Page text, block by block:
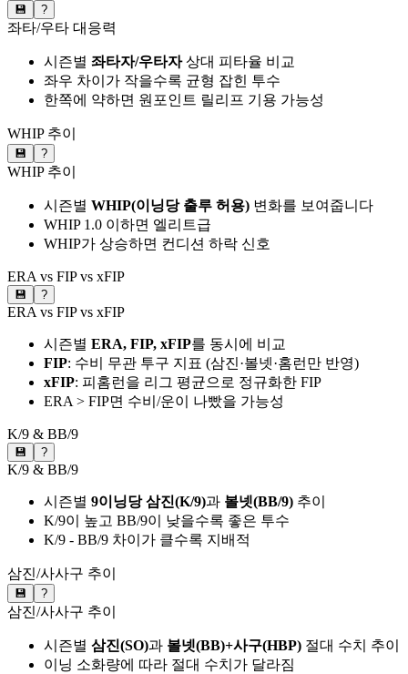
💾 ?
좌타/우타 대응력
시즌별 좌타자/우타자상대 피타율 비교
좌우 차이가 작을수록 균형 잡힌 투수
한쪽에 약하면 원포인트 릴리프 기용 가능성
WHIP 추이
💾 ?
WHIP 추이
시즌별 WHIP(이닝당 출루 허용) 변화를 보여줍니다
WHIP 1.0 이하면 엘리트급
WHIP가 상승하면 컨디션 하락 신호
ERA vs FIP vs xFIP
💾 ?
ERA vs FIP vs xFIP
시즌별 ERA, FIP, xFIP를 동시에 비교
FIP: 수비 무관 투구 지표 (삼진·볼넷·홈런만 반영)
xFIP: 피홈런을 리그 평균으로 정규화한 FIP
ERA > FIP면 수비/운이 나빴을 가능성
K/9 & BB/9
💾 ?
K/9 & BB/9
시즌별 9이닝당 삼진(K/9)과 볼넷(BB/9) 추이
K/9이 높고 BB/9이 낮을수록 좋은 투수
K/9 - BB/9 차이가 클수록 지배적
삼진/사사구 추이
💾 ?
삼진/사사구 추이
시즌별 삼진(SO)과 볼넷(BB)+사구(HBP) 절대 수치 추이
이닝 소화량에 따라 절대 수치가 달라짐